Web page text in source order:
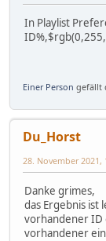
In Playlist
Einer Person gefällt
Du_Horst
28. November 2021,
Danke grimes,
das Ergebnis
vorhandener ID
vorhandener